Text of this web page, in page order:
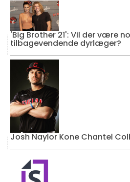
'Big Brother 21': Vil der være
tilbagevendende dyrlæger?
Josh Naylor Kone Chantel